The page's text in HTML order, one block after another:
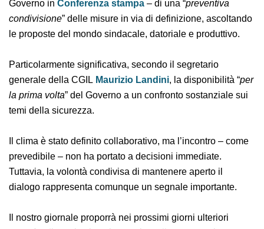
espressa dal Governo inConferenza stampa– di una
“preventiva condivisione” delle misure in via di
definizione, ascoltando le proposte del mondo
Particolarmente significativa, secondo il segretario
generale della CGILMaurizio Landini, la disponibilità
“per la prima volta” del Governo a un confronto
Il clima è stato definito collaborativo, ma l’incontro –
come prevedibile – non ha portato a decisioni
immediate. Tuttavia, la volontà condivisa di mantenere
importante.